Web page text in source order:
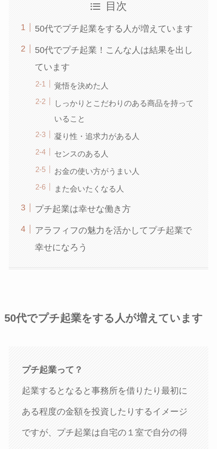
目次
50代でプチ起業をする人が増えています
50代でプチ起業！こんな人は結果を出し
ています
覚悟を決めた人
しっかりとこだわりのある商品を持って
いること
凝り性・追求力がある人
センスのある人
お金の使い方がうまい人
また会いたくなる人
プチ起業は幸せな働き方
アラフィフの魅力を活かしてプチ起業で
幸せになろう
50代でプチ起業をする人が増えています
プチ起業って？
起業するとなると事務所を借りたり最初に
ある程度の金額を投資したりするイメージ
ですが、プチ起業は自宅の１室で自分の得